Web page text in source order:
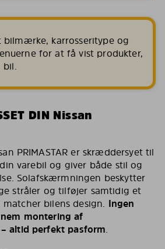
karrosseritype og
for at få vist produkter,
bil.
DIN Nissan
PRIMASTAR er skræddersyet til
varebil og giver både stil og
Solafskærmningen beskytter
stråler og tilføjer samtidig et
bilens design. Ingen
montering af
altid perfekt pasform.